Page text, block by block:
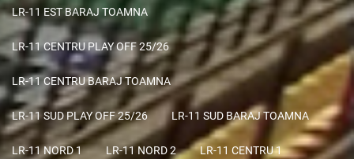
LR-11 EST BARAJ TOAMNA
LR-11 CENTRU PLAY OFF 25/26
LR-11 CENTRU BARAJ TOAMNA
LR-11 SUD PLAY OFF 25/26 LR-11 SUD BARAJ TOAMNA
LR-11 NORD 1 LR-11 NORD 2 LR-11 CENTRU 1